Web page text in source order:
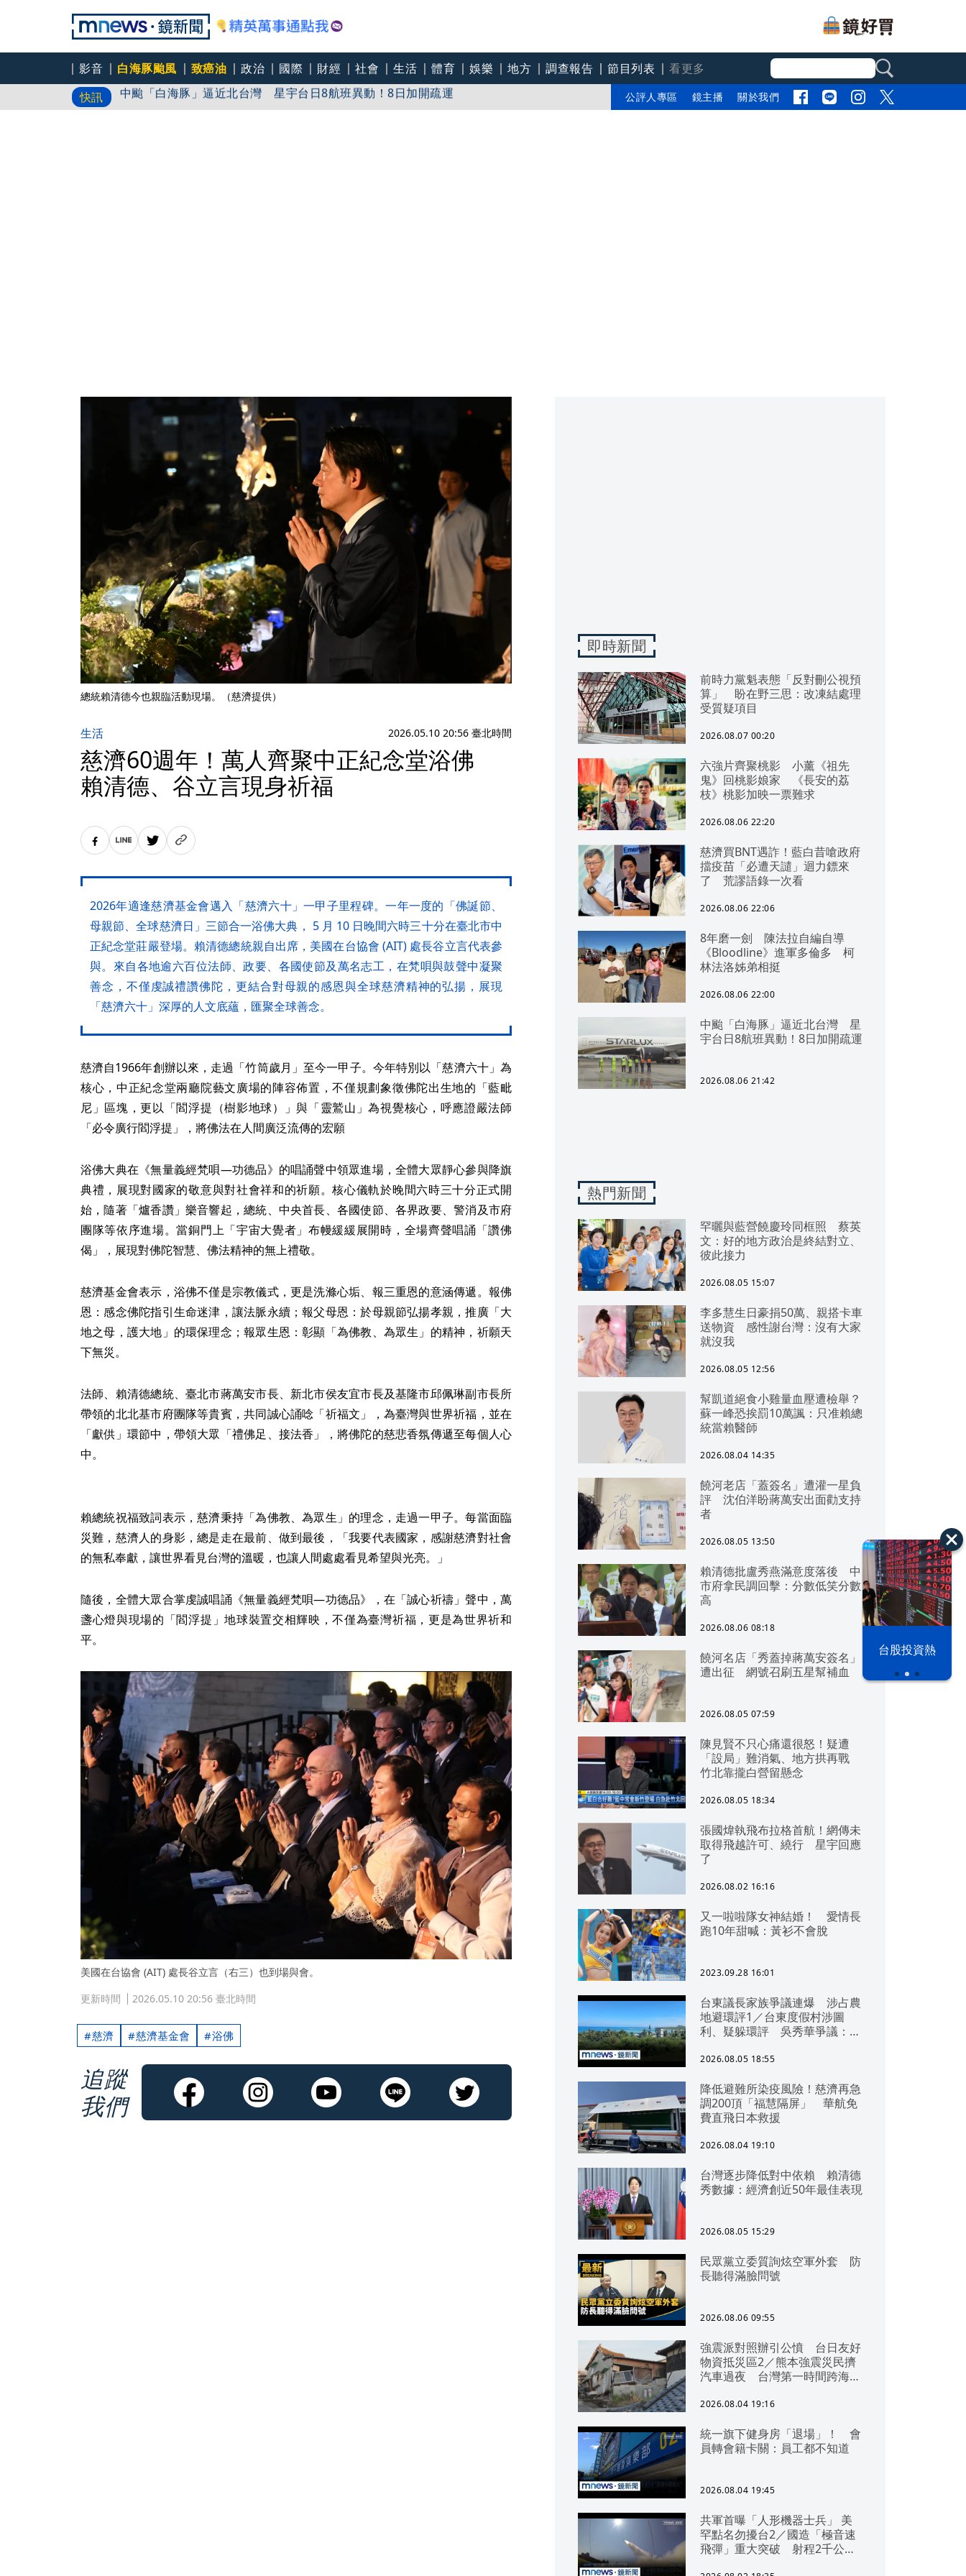
影音 白海豚颱風 致癌油 政治 國際 財經 社會 生活 體育 娛樂 地方 調查報告 節目列表
看更多
快訊
中颱「白海豚」逼近北台灣 星宇台日8航班異動！8日加開疏運
笑著笑著就哭了 被遺忘的日本喜劇天才川島雄三 4K修復重返大銀幕
公評人專區 鏡主播 關於我們
之下
台股投資熱
總統賴清德今也親臨活動現場。（慈濟提供）
生活 2026.05.10 20:56 臺北時間
慈濟60週年！萬人齊聚中正紀念堂浴佛
賴清德、谷立言現身祈福
2026年適逢慈濟基金會邁入「慈濟六十」一甲子里程碑。一年一度的「佛誕節、
母親節、全球慈濟日」三節合一浴佛大典， 5 月 10 日晚間六時三十分在臺北市中
正紀念堂莊嚴登場。賴清德總統親自出席，美國在台協會 (AIT) 處長谷立言代表參
與。來自各地逾六百位法師、政要、各國使節及萬名志工，在梵唄與鼓聲中凝聚
善念，不僅虔誠禮讚佛陀，更結合對母親的感恩與全球慈濟精神的弘揚，展現
「慈濟六十」深厚的人文底蘊，匯聚全球善念。
慈濟自1966年創辦以來，走過「竹筒歲月」至今一甲子。今年特別以「慈濟六十」為
核心，中正紀念堂兩廳院藝文廣場的陣容佈置，不僅規劃象徵佛陀出生地的「藍毗
尼」區塊，更以「閻浮提（樹影地球）」與「靈鷲山」為視覺核心，呼應證嚴法師
「必令廣行閻浮提」，將佛法在人間廣泛流傳的宏願
浴佛大典在《無量義經梵唄—功德品》的唱誦聲中領眾進場，全體大眾靜心參與降旗
典禮，展現對國家的敬意與對社會祥和的祈願。核心儀軌於晚間六時三十分正式開
始，隨著「爐香讚」樂音響起，總統、中央首長、各國使節、各界政要、警消及市府
團隊等依序進場。當銅門上「宇宙大覺者」布幔緩緩展開時，全場齊聲唱誦「讚佛
偈」，展現對佛陀智慧、佛法精神的無上禮敬。
慈濟基金會表示，浴佛不僅是宗教儀式，更是洗滌心垢、報三重恩的意涵傳遞。報佛
恩：感念佛陀指引生命迷津，讓法脈永續；報父母恩：於母親節弘揚孝親，推廣「大
地之母，護大地」的環保理念；報眾生恩：彰顯「為佛教、為眾生」的精神，祈願天
下無災。
法師、賴清德總統、臺北市蔣萬安市長、新北市侯友宜市長及基隆市邱佩琳副市長所
帶領的北北基市府團隊等貴賓，共同誠心誦唸「祈福文」，為臺灣與世界祈福，並在
「獻供」環節中，帶領大眾「禮佛足、接法香」，將佛陀的慈悲香氛傳遞至每個人心
中。
賴總統祝福致詞表示，慈濟秉持「為佛教、為眾生」的理念，走過一甲子。每當面臨
災難，慈濟人的身影，總是走在最前、做到最後，「我要代表國家，感謝慈濟對社會
的無私奉獻，讓世界看見台灣的溫暖，也讓人間處處看見希望與光亮。」
隨後，全體大眾合掌虔誠唱誦《無量義經梵唄—功德品》，在「誠心祈禱」聲中，萬
盞心燈與現場的「閻浮提」地球裝置交相輝映，不僅為臺灣祈福，更是為世界祈和
平。
美國在台協會 (AIT) 處長谷立言（右三）也到場與會。
更新時間
2026.05.10 20:56 臺北時間
慈濟 慈濟基金會 浴佛
追蹤
我們
即時新聞
前時力黨魁表態「反對刪公視預
算」 盼在野三思：改凍結處理
受質疑項目
2026.08.07 00:20
六強片齊聚桃影 小薰《祖先
鬼》回桃影娘家 《長安的荔
枝》桃影加映一票難求
2026.08.06 22:20
慈濟買BNT遇詐！藍白昔嗆政府
擋疫苗「必遭天譴」迴力鏢來
了 荒謬語錄一次看
2026.08.06 22:06
8年磨一劍 陳法拉自編自導
《Bloodline》進軍多倫多 柯
林法洛姊弟相挺
2026.08.06 22:00
中颱「白海豚」逼近北台灣 星
宇台日8航班異動！8日加開疏運
2026.08.06 21:42
熱門新聞
罕曬與藍營饒慶玲同框照 蔡英
文：好的地方政治是終結對立、
彼此接力
2026.08.05 15:07
李多慧生日豪捐50萬、親搭卡車
送物資 感性謝台灣：沒有大家
就沒我
2026.08.05 12:56
幫凱道絕食小雞量血壓遭檢舉？
蘇一峰恐挨罰10萬諷：只准賴總
統當賴醫師
2026.08.04 14:35
饒河老店「蓋簽名」遭灌一星負
評 沈伯洋盼蔣萬安出面勸支持
者
2026.08.05 13:50
賴清德批盧秀燕滿意度落後 中
市府拿民調回擊：分數低笑分數
高
2026.08.06 08:18
饒河名店「秀蓋掉蔣萬安簽名」
遭出征 網號召刷五星幫補血
2026.08.05 07:59
陳見賢不只心痛還很怒！疑遭
「設局」難消氣、地方拱再戰
竹北靠攏白營留懸念
2026.08.05 18:34
張國煒執飛布拉格首航！網傳未
取得飛越許可、繞行 星宇回應
了
2026.08.02 16:16
又一啦啦隊女神結婚！ 愛情長
跑10年甜喊：黃衫不會脫
2023.09.28 16:01
台東議長家族爭議連爆 涉占農
地避環評1／台東度假村涉圖
利、疑躲環評 吳秀華爭議：概
2026.08.05 18:55
降低避難所染疫風險！慈濟再急
調200頂「福慧隔屏」 華航免
費直飛日本救援
2026.08.04 19:10
台灣逐步降低對中依賴 賴清德
秀數據：經濟創近50年最佳表現
2026.08.05 15:29
民眾黨立委質詢炫空軍外套 防
長聽得滿臉問號
2026.08.06 09:55
強震派對照辦引公憤 台日友好
物資抵災區2／熊本強震災民擠
汽車過夜 台灣第一時間跨海急
2026.08.04 19:16
統一旗下健身房「退場」！ 會
員轉會籍卡關：員工都不知道
2026.08.04 19:45
共軍首曝「人形機器士兵」 美
罕點名勿擾台2／國造「極音速
飛彈」重大突破 射程2千公里